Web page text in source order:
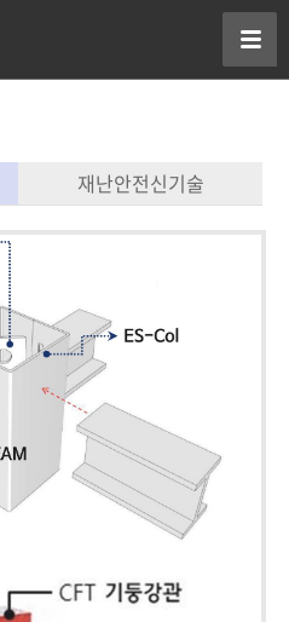
재난안전신기술